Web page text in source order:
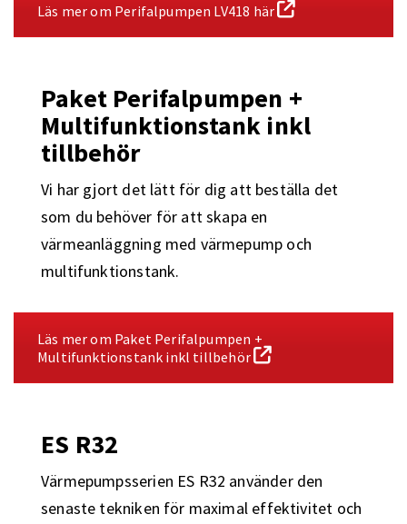
Läs mer om Perifalpumpen LV418 här
Paket Perifalpumpen +
Multifunktionstank inkl
tillbehör
Vi har gjort det lätt för dig att beställa det
som du behöver för att skapa en
värmeanläggning med värmepump och
multifunktionstank.
Läs mer om Paket Perifalpumpen +
Multifunktionstank inkl tillbehör
ES R32
Värmepumpsserien ES R32 använder den
senaste tekniken för maximal effektivitet och